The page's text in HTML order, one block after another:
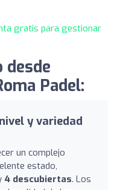
gratis para gestionar
desde
Padel:
y variedad
un complejo
estado,
4 descubiertas. Los